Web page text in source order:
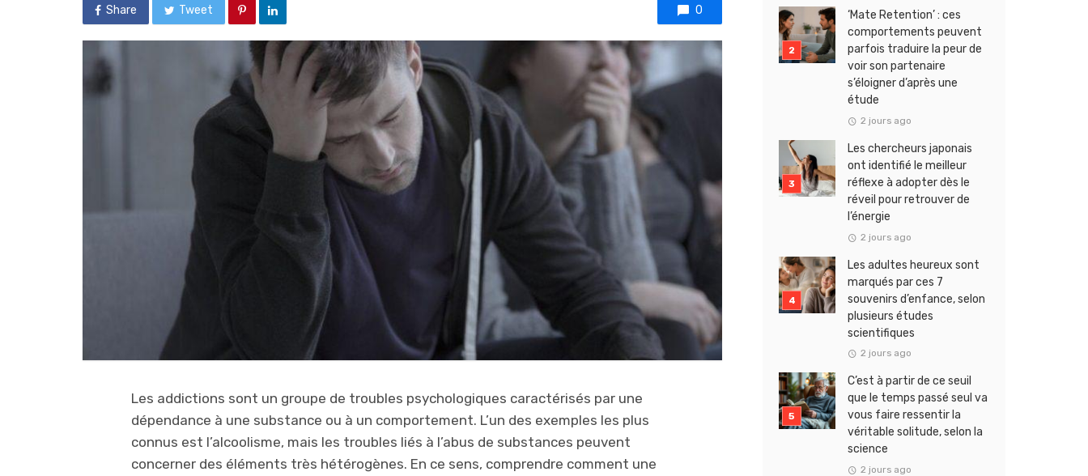
Share Tweet 0
Les addictions sont un groupe de troubles psychologiques caractérisés par une
dépendance à une substance ou à un comportement. L’un des exemples les plus
connus est l’alcoolisme, mais les troubles liés à l’abus de substances peuvent
concerner des éléments très hétérogènes. En ce sens, comprendre comment une
‘Mate Retention’ : ces
comportements peuvent
parfois traduire la peur de
voir son partenaire
s’éloigner d’après une
étude
2 jours ago
Les chercheurs japonais
ont identifié le meilleur
réflexe à adopter dès le
réveil pour retrouver de
l’énergie
2 jours ago
Les adultes heureux sont
marqués par ces 7
souvenirs d’enfance, selon
plusieurs études
scientifiques
2 jours ago
C’est à partir de ce seuil
que le temps passé seul va
vous faire ressentir la
véritable solitude, selon la
science
2 jours ago